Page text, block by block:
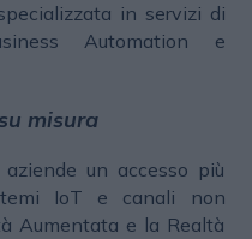
in servizi di
Automation e
misura
un accesso più
IoT e canali non
Aumentata e la Realtà